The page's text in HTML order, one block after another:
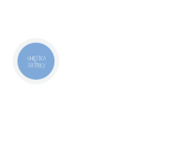
КНОПКА
ЗВ'ЯЗКУ